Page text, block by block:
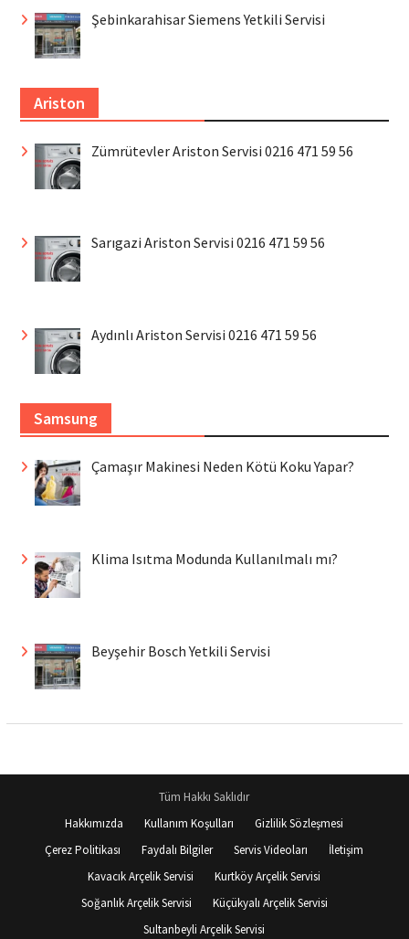
Şebinkarahisar Siemens Yetkili Servisi
Ariston
Zümrütevler Ariston Servisi 0216 471 59 56
Sarıgazi Ariston Servisi 0216 471 59 56
Aydınlı Ariston Servisi 0216 471 59 56
Samsung
Çamaşır Makinesi Neden Kötü Koku Yapar?
Klima Isıtma Modunda Kullanılmalı mı?
Beyşehir Bosch Yetkili Servisi
Tüm Hakkı Saklıdır
Hakkımızda
Kullanım Koşulları
Gizlilik Sözleşmesi
Çerez Politikası
Faydalı Bilgiler Servis Videoları
İletişim
Kavacık Arçelik Servisi
Kurtköy Arçelik Servisi
Soğanlık Arçelik Servisi
Küçükyalı Arçelik Servisi
Sultanbeyli Arçelik Servisi